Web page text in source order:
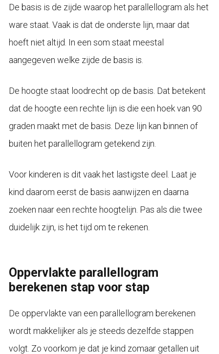
De basis is de zijde waarop het parallellogram als het
ware staat. Vaak is dat de onderste lijn, maar dat
hoeft niet altijd. In een som staat meestal
aangegeven welke zijde de basis is.
De hoogte staat loodrecht op de basis. Dat betekent
dat de hoogte een rechte lijn is die een hoek van 90
graden maakt met de basis. Deze lijn kan binnen of
buiten het parallellogram getekend zijn.
Voor kinderen is dit vaak het lastigste deel. Laat je
kind daarom eerst de basis aanwijzen en daarna
zoeken naar een rechte hoogtelijn. Pas als die twee
duidelijk zijn, is het tijd om te rekenen.
Oppervlakte parallellogram
berekenen stap voor stap
De oppervlakte van een parallellogram berekenen
wordt makkelijker als je steeds dezelfde stappen
volgt. Zo voorkom je dat je kind zomaar getallen uit